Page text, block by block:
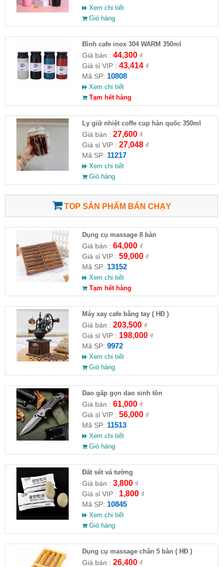
Xem chi tiết
Giỏ hàng
Bình cafe inox 304 WARM 350ml
Giá bán : 44,300₫
Giá sỉ VIP : 43,414₫
Mã SP: 10808
Xem chi tiết
Tạm hết hàng
Ly giữ nhiệt coffe cup hàn quốc 350ml
Giá bán : 27,600₫
Giá sỉ VIP : 27,048₫
Mã SP: 11217
Xem chi tiết
Giỏ hàng
TOP SẢN PHẨM BÁN CHẠY
Dụng cụ massage 8 bàn
Giá bán : 64,000₫
Giá sỉ VIP : 59,000₫
Mã SP: 13152
Xem chi tiết
Tạm hết hàng
Máy xay cafe bằng tay ( HĐ )
Giá bán : 203,500₫
Giá sỉ VIP : 198,000₫
Mã SP: 9972
Xem chi tiết
Giỏ hàng
Dao gấp gọn dao sinh tồn
Giá bán : 61,000₫
Giá sỉ VIP : 56,000₫
Mã SP: 11513
Xem chi tiết
Giỏ hàng
Đất sét vá tường
Giá bán : 3,800₫
Giá sỉ VIP : 1,800₫
Mã SP: 10845
Xem chi tiết
Giỏ hàng
Dụng cụ massage chân 5 bàn ( HĐ )
Giá bán : 26,400₫